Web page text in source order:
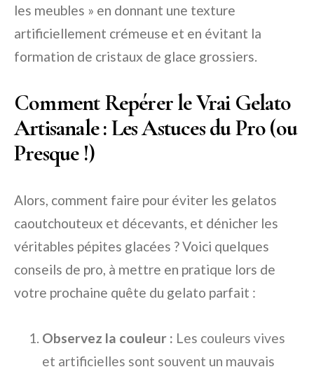
les meubles » en donnant une texture
artificiellement crémeuse et en évitant la
formation de cristaux de glace grossiers.
Comment Repérer le Vrai Gelato
Artisanale : Les Astuces du Pro (ou
Presque !)
Alors, comment faire pour éviter les gelatos
caoutchouteux et décevants, et dénicher les
véritables pépites glacées ? Voici quelques
conseils de pro, à mettre en pratique lors de
votre prochaine quête du gelato parfait :
Observez la couleur : Les couleurs vives
et artificielles sont souvent un mauvais